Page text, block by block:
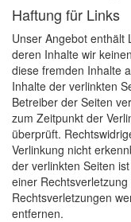
Haftung für Links
Unser Angebot enthält
deren Inhalte wir
diese fremden Inhalte
Inhalte der verlinkten
Betreiber der Seiten
zum Zeitpunkt der
überprüft.
Verlinkung nicht
der verlinkten Seiten
einer
Rechtsverletzungen
entfernen.